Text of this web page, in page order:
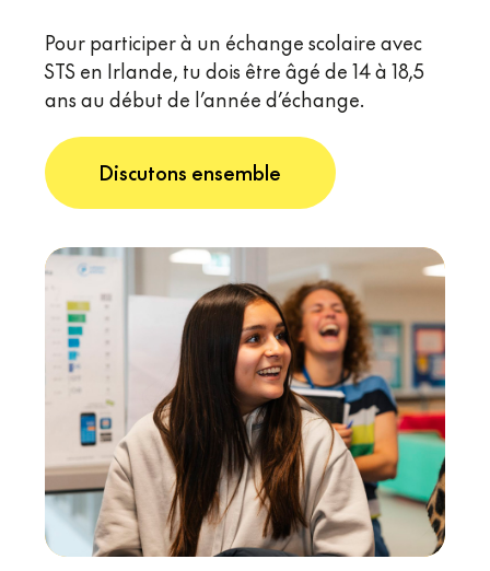
Pour participer à un échange scolaire avec
STS en Irlande, tu dois être âgé de 14 à 18,5
ans au début de l’année d’échange.
Discutons ensemble